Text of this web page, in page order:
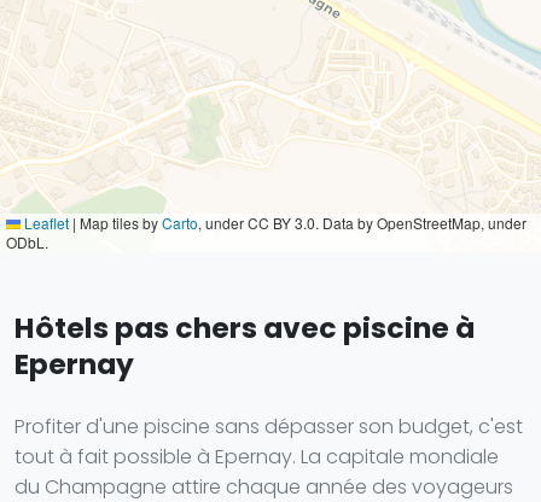
Leaflet | Map tiles byCarto, under CC BY 3.0. Data by OpenStreetMap, under
ODbL.
Hôtels pas chers avec piscine à
Epernay
Profiter d'une piscine sans dépasser son budget, c'est
tout à fait possible à Epernay. La capitale mondiale
du Champagne attire chaque année des voyageurs